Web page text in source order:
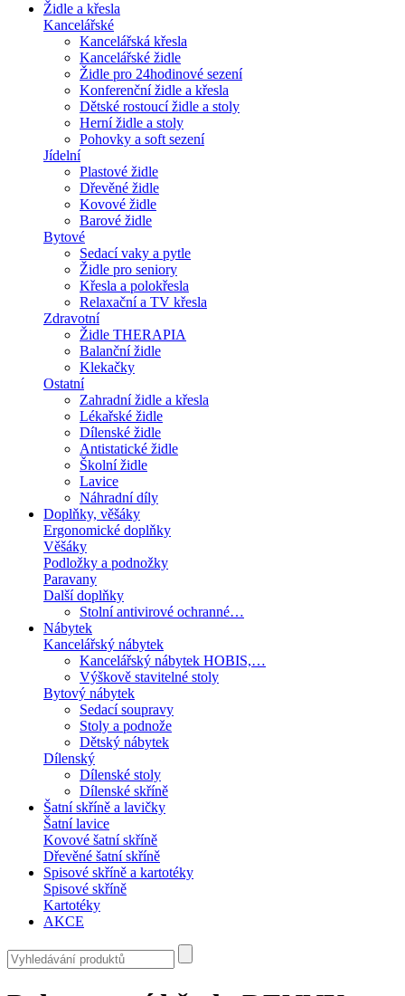
Židle a křesla
Kancelářské
Kancelářská křesla
Kancelářské židle
Židle pro 24hodinové sezení
Konferenční židle a křesla
Dětské rostoucí židle a stoly
Herní židle a stoly
Pohovky a soft sezení
Jídelní
Plastové židle
Dřevěné židle
Kovové židle
Barové židle
Bytové
Sedací vaky a pytle
Židle pro seniory
Křesla a polokřesla
Relaxační a TV křesla
Zdravotní
Židle THERAPIA
Balanční židle
Klekačky
Ostatní
Zahradní židle a křesla
Lékařské židle
Dílenské židle
Antistatické židle
Školní židle
Lavice
Náhradní díly
Doplňky, věšáky
Ergonomické doplňky
Věšáky
Podložky a podnožky
Paravany
Další doplňky
Stolní antivirové ochranné…
Nábytek
Kancelářský nábytek
Kancelářský nábytek HOBIS,…
Výškově stavitelné stoly
Bytový nábytek
Sedací soupravy
Stoly a podnože
Dětský nábytek
Dílenský
Dílenské stoly
Dílenské skříně
Šatní skříně a lavičky
Šatní lavice
Kovové šatní skříně
Dřevěné šatní skříně
Spisové skříně a kartotéky
Spisové skříně
Kartotéky
AKCE